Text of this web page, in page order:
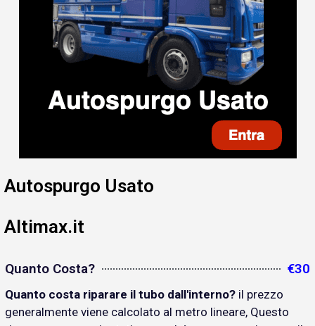
Autospurgo Usato
Altimax.it
Quanto Costa? €30
Quanto costa riparare il tubo dall'interno? il prezzo
generalmente viene calcolato al metro lineare, Questo